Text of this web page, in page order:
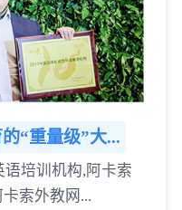
“重量级”大...
培训机构,阿卡索
索外教网...